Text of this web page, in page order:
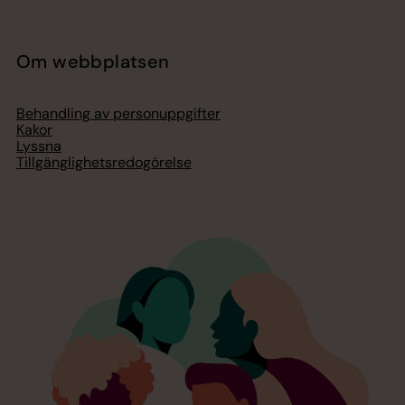
Om webbplatsen
Behandling av personuppgifter
Kakor
Lyssna
Tillgänglighetsredogörelse